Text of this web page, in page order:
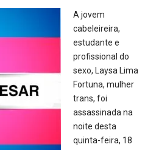
A jovem
cabeleireira,
estudante e
profissional do
sexo, Laysa Lima
Fortuna, mulher
trans, foi
assassinada na
noite desta
quinta-feira, 18